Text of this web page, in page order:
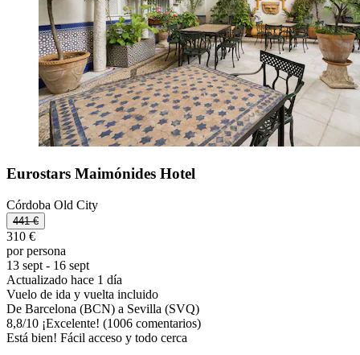
Eurostars Maimónides Hotel
Córdoba Old City
441 €
310 €
por persona
13 sept - 16 sept
Actualizado hace 1 día
Vuelo de ida y vuelta incluido
De Barcelona (BCN) a Sevilla (SVQ)
8,8/10 ¡Excelente! (1006 comentarios)
Está bien! Fácil acceso y todo cerca